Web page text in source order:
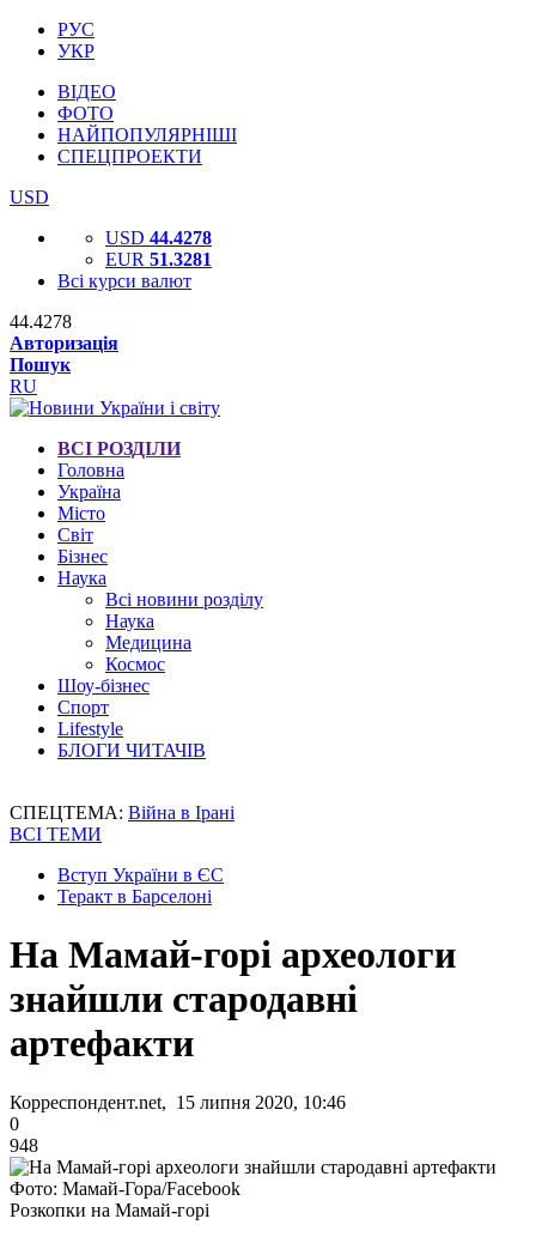
РУС
УКР
ВІДЕО
ФОТО
НАЙПОПУЛЯРНІШІ
СПЕЦПРОЕКТИ
USD
USD 44.4278
EUR 51.3281
Всі курси валют
44.4278
Авторизація
Пошук
RU
ВСІ РОЗДІЛИ
Головна
Україна
Місто
Світ
Бізнес
Наука
Всі новини розділу
Наука
Медицина
Космос
Шоу-бізнес
Спорт
Lifestyle
БЛОГИ ЧИТАЧІВ
СПЕЦТЕМА: Війна в Ірані
ВСІ ТЕМИ
Вступ України в ЄС
Теракт в Барселоні
На Мамай-горі археологи
знайшли стародавні
артефакти
Корреспондент.net, 15 липня 2020, 10:46
0
948
Фото: Мамай-Гора/Facebook
Розкопки на Мамай-горі